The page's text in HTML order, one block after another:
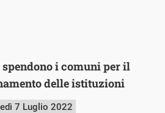
spendono i comuni per il
delle istituzioni
7 Luglio 2022